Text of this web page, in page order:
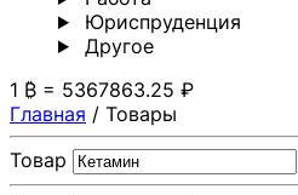
Юриспруденция
Другoе
1 ₿ = 5367863.25 ₽
Главная / Товары
Товар